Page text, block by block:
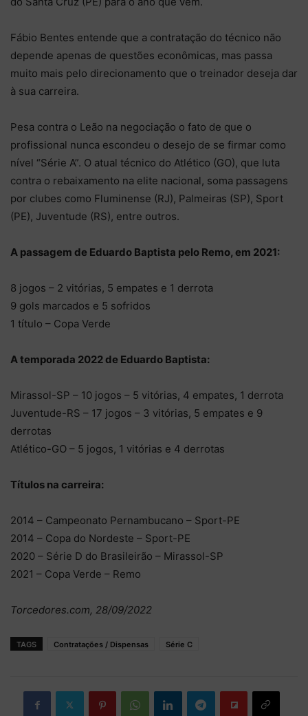
Fábio Bentes entende que a contratação do técnico não
depende apenas de questões econômicas, mas passa
muito mais pelo direcionamento que o treinador deseja dar
à sua carreira.
Pesa contra o Leão na negociação o fato de que o
profissional nunca escondeu o desejo de se firmar como
nível “Série A”. O atual técnico do Atlético (GO), que luta
contra o rebaixamento na elite nacional, soma passagens
por clubes como Fluminense (RJ), Palmeiras (SP), Sport
(PE), Juventude (RS), entre outros.
A passagem de Eduardo Baptista pelo Remo, em 2021:
8 jogos – 2 vitórias, 5 empates e 1 derrota
9 gols marcados e 5 sofridos
1 título – Copa Verde
A temporada 2022 de Eduardo Baptista:
Mirassol-SP – 10 jogos – 5 vitórias, 4 empates, 1 derrota
Juventude-RS – 17 jogos – 3 vitórias, 5 empates e 9
derrotas
Atlético-GO – 5 jogos, 1 vitórias e 4 derrotas
Títulos na carreira:
2014 – Campeonato Pernambucano – Sport-PE
2014 – Copa do Nordeste – Sport-PE
2020 – Série D do Brasileirão – Mirassol-SP
2021 – Copa Verde – Remo
Torcedores.com, 28/09/2022
TAGS Contratações / Dispensas Série C